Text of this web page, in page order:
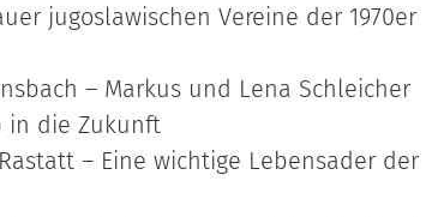
jugoslawischen Vereine der 1970er
– Markus und Lena Schleicher
in die Zukunft
– Eine wichtige Lebensader der